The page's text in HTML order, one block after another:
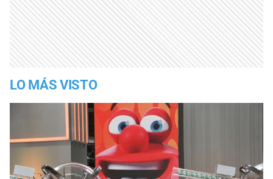
LO MÁS VISTO